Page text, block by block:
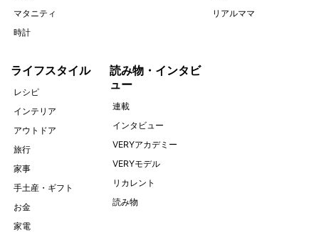
マタニティ
時計
リアルママ
ライフスタイル
レシピ
インテリア
アウトドア
旅行
家事
手土産・ギフト
お金
家電
読み物・インタビ
ュー
連載
インタビュー
VERYアカデミー
VERYモデル
リカレント
読み物